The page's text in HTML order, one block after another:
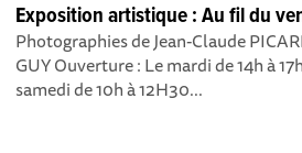
Exposition artistique : Au fil du
Photographies de Jean-Claude
GUY Ouverture : Le mardi de 14h à
samedi de 10h à 12H30...